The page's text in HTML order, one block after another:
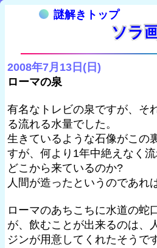
謎解きトップ
ソラ
2008年7月13日(日)
ローマの泉
有名なトレビの泉ですが、そ
る流れる水量でした。
生きているような石像がこの
すが、何より1年中絶えなく
どこから来ているのか?
人間が造ったというのであれ
ローマのあちこちに水道の蛇
が、飲むことが出来るのは、
ジンが用意してくれたそうで